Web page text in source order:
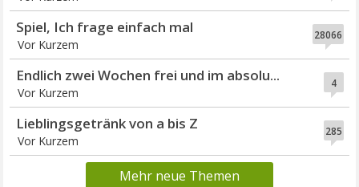
28066
Spiel, Ich frage einfach mal
Vor Kurzem
4
Endlich zwei Wochen frei und im absolu...
Vor Kurzem
285
Lieblingsgetränk von a bis Z
Vor Kurzem
Mehr neue Themen